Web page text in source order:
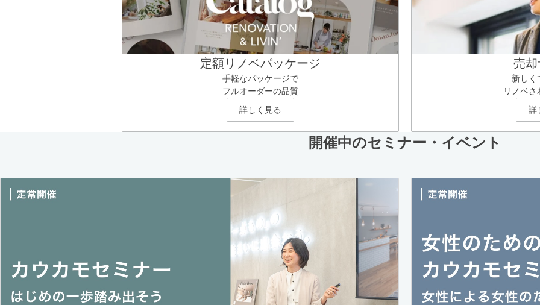
定額リノベパッケージ
手軽なパッケージで
フルオーダーの品質
詳しく見る
売
新しく
リノベ
詳
開催中のセミナー・イベント